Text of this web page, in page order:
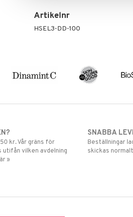
Artikelnr
HSEL3-DD-100
kr. Vår gräns för
vilken avdelning
»
SNABBA
Beställningar
skickas